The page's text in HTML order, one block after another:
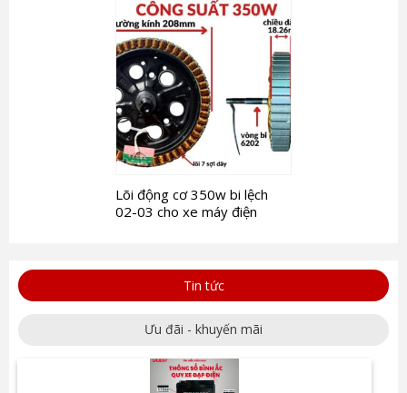
Lõi động cơ 350w bi lệch
02-03 cho xe máy điện
Tin tức
Ưu đãi - khuyến mãi